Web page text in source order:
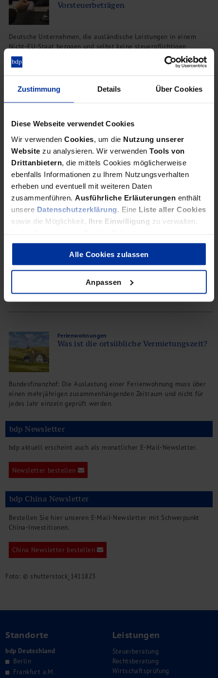
Zustimmung Details Über Cookies
Diese Webseite verwendet Cookies
Wir verwenden Cookies , um die Nutzung unserer
Website zu analysieren. Wir verwenden Tools von
Drittanbietern , die mittels Cookies möglicherweise
ebenfalls Informationen zu Ihrem Nutzungsverhalten
erheben und eventuell mit weiteren Daten
zusammenführen. Ausführliche Erläuterungen enthält
unsere Datenschutzerklärung . Eine Liste aller Cookies
sowie die Möglichkeit, Ihre Einwilligung zu verwalten,
Alle Cookies zulassen
Anpassen
Vorsteuerbeträgen
Deutsche Unternehmen, die ausländische Leistungen in einem
Nicht-EU-Staat bezogen und selbst keine steuerpflichtigen
Umsätze in dem jeweiligen Staat erbracht haben, können sich die
ausländische Vorsteuer erstatten lassen.
Vermietung von Tiny Houses
Welcher Abschreibungssatz wird bei der Vermietung von Tiny
Houses zugrunde gelegt? Antwort der Finanzverwaltung: Es kommt
BFH: Die Überlassung einer Wohnung an die Eltern ist nicht als
Nutzung zu eigenen Wohnzwecken anzusehen
Ferienwohnungen
Was ist die ortsübliche Vermietungszeit?
Bundesfinanzhof: Die Auslastung einer Ferienwohnung muss über
einen mehrjährigen zusammenhängenden Zeitraum und nicht für
jedes Jahr einzeln geprüft werden.
bdp Newsletter
bdp aktuell erscheint auch als monatlicher E-Mail-Newsletter.
Newsletter bestellen
bdp China Newsletter
Bestellen Sie hier unseren E-Mail-Newsletter mit Schwerpunkt
China-Investitionen.
China Newsletter bestellen
Foto: © shutterstock_1411823
Standorte
bdp Deutschland
Berlin
Frankfurt a.M.
Leistungen
Steuerberatung
Rechtsberatung
Wirtschaftsprüfung